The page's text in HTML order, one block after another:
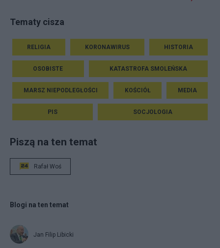
Tematy cisza
RELIGIA KORONAWIRUS HISTORIA
OSOBISTE KATASTROFA SMOLEŃSKA
MARSZ NIEPODLEGŁOŚCI KOŚCIÓŁ MEDIA
PIS SOCJOLOGIA
Piszą na ten temat
Rafał Woś
Blogi na ten temat
Jan Filip Libicki